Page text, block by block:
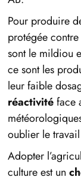
Pour produire
protégée
sont le mildiou
ce sont les
leur faible
réactivitéface
oublier le
Adopter
culture est un